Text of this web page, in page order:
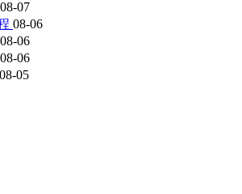
08-07
08-06
08-06
08-06
08-05